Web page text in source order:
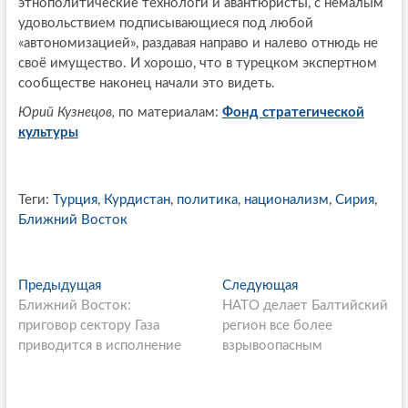
этнополитические технологи и авантюристы, с немалым
удовольствием подписывающиеся под любой
«автономизацией», раздавая направо и налево отнюдь не
своё имущество. И хорошо, что в турецком экспертном
сообществе наконец начали это видеть.
Юрий Кузнецов, по материалам: Фонд стратегической
культуры
Теги: Турция, Курдистан, политика, национализм, Сирия,
Ближний Восток
P
o
s
ПредыдущаяП
р
е
д
Ближний Восток:
приговор сектору Газа
приводится в исполнение
Следующая
л
е
д
НАТО делает Балтийский
регион все более
взрывоопасным